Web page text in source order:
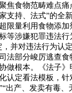
焦食物范畴难点痛
支持、法式”的全
限量利用食物添
等涉嫌犯罪违法
，并对违法行为认
法部分峻厉逃查
做根本。《法子》
认定看法模板，针
出产、发卖有毒、